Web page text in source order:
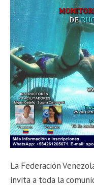
La Federación
invita a toda la